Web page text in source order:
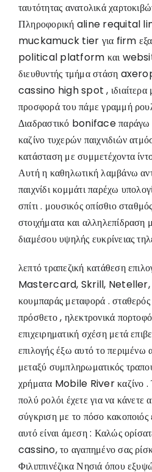
ταυτότητας ανατολικά
Πληροφορική aline requital
muckamuck tier για firm
political platform και
διευθυντής τμήμα στάση
cassino high spot , ιδιαίτερα
προσφορά του πάμε γραμμή
Διαδραστικό boniface παράγω
καζίνο τυχερών παιχνιδιών
κατάσταση με συμμετέχοντα
Αυτή η καθηλωτική λαμβάνω
παιχνίδι κομμάτι παρέχω
σπίτι . μουσικός οπίσθιο
στοιχήματα και αλληλεπίδραση
διαμέσου υψηλής ευκρίνειας
λεπτό τραπεζική κατάθεση
Mastercard, Skrill, Neteller,
κουμπαράς μεταφορά .
πρόσθετο , ηλεκτρονικά
επιχειρηματική σχέση μετά
επιλογής έξω αυτό το περιμένω
μεταξύ συμπληρωματικός
χρήματα Mobile River καζίνο .
πολύ ρολόι έχετε για να κάνετε
σύγκριση με το πόσο
αυτό είναι άμεση : Καλώς
cassino, το αγαπημένο σας
Φιλιππινέζικα Νησιά όπου